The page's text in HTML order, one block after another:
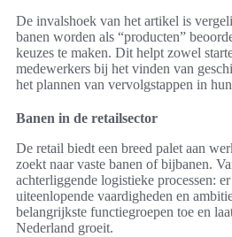
De invalshoek van het artikel is
banen worden als “producten”
keuzes te maken. Dit helpt zowel
medewerkers bij het vinden van
het plannen van vervolgstappen in
Banen in de retailsector
De retail biedt een breed palet aan
zoekt naar vaste banen of bijbanen.
achterliggende logistieke processen:
uiteenlopende vaardigheden en
belangrijkste functiegroepen toe en
Nederland groeit.